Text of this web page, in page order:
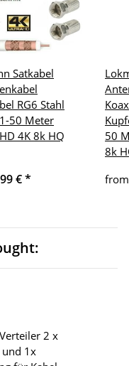
Satkabel
RG6 Stahl
50 Meter
4K 8k HQ
€*
50
8k